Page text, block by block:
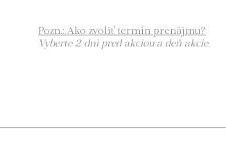
Pozn.: Ako zvoliť termín prenájmu?
Vyberte 2 dni pred akciou a deň akcie.